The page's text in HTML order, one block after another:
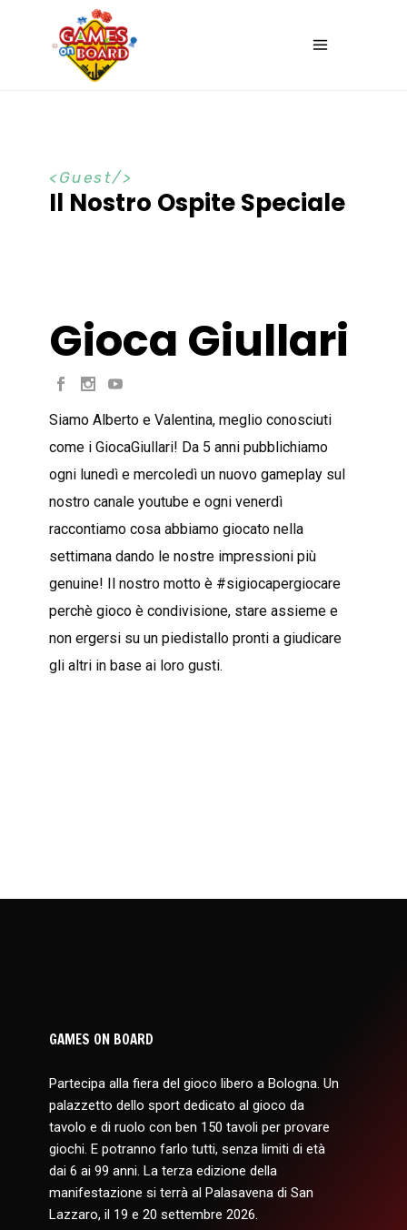
Guest
Il Nostro Ospite Speciale
Gioca Giullari
Siamo Alberto e Valentina, meglio conosciuti
come i GiocaGiullari! Da 5 anni pubblichiamo
ogni lunedì e mercoledì un nuovo gameplay sul
nostro canale youtube e ogni venerdì
raccontiamo cosa abbiamo giocato nella
settimana dando le nostre impressioni più
genuine! Il nostro motto è #sigiocapergiocare
perchè gioco è condivisione, stare assieme e
non ergersi su un piedistallo pronti a giudicare
gli altri in base ai loro gusti.
GAMES ON BOARD
Partecipa alla fiera del gioco libero a Bologna. Un
palazzetto dello sport dedicato al gioco da
tavolo e di ruolo con ben 150 tavoli per provare
giochi. E potranno farlo tutti, senza limiti di età
dai 6 ai 99 anni. La terza edizione della
manifestazione si terrà al Palasavena di San
Lazzaro, il 19 e 20 settembre 2026.